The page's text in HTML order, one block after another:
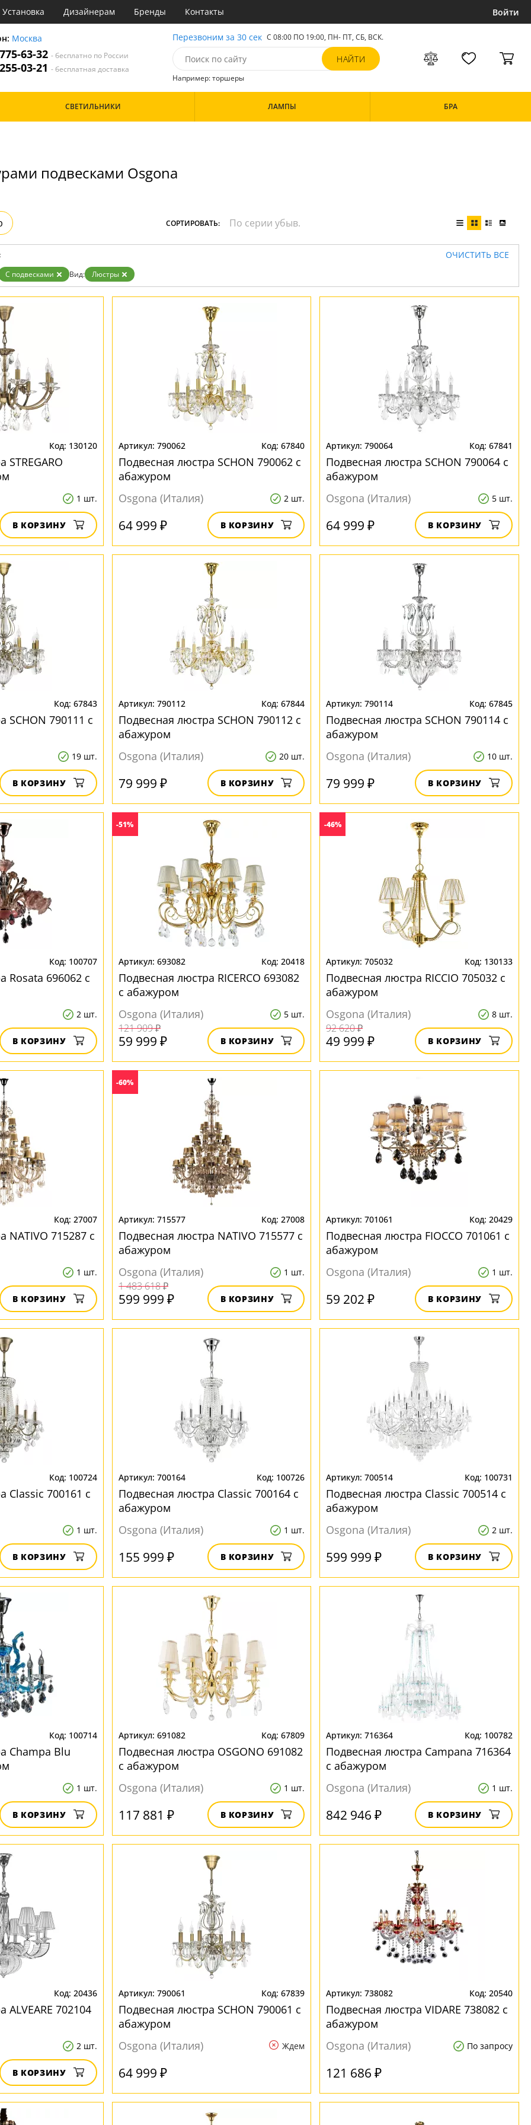
Установка Дизайнерам Бренды Контакты Войти
Москва
63-32 - бесплатно по России
03-21 - бесплатная доставка
Перезвоним за 30 сек С 08:00 ПО 19:00, ПН- ПТ,СБ, ВСК.
Например: торшеры
Черные
СВЕТИЛЬНИКИ ЛАМПЫ БРА
подвесками Osgona
СОРТИРОВАТЬ:
ОЧИСТИТЬ ВСЕ
С подвесками Вид: Люстры
130120
STREGARO
1 шт.
В КОРЗИНУ
790062 67840
Подвесная люстра SCHON 790062 с
абажуром
Osgona (Италия)
2 шт.
64 999 ₽ В КОРЗИНУ
790064 67841
Подвесная люстра SCHON 790064 с
абажуром
Osgona (Италия)
5 шт.
64 999 ₽ В КОРЗИНУ
67843
SCHON 790111 с
19 шт.
В КОРЗИНУ
790112 67844
Подвесная люстра SCHON 790112 с
абажуром
Osgona (Италия)
20 шт.
79 999 ₽ В КОРЗИНУ
790114 67845
Подвесная люстра SCHON 790114 с
абажуром
Osgona (Италия)
10 шт.
79 999 ₽ В КОРЗИНУ
100707
Rosata 696062 с
2 шт.
В КОРЗИНУ
-51%
693082 20418
Подвесная люстра RICERCO 693082
с абажуром
Osgona (Италия)
5 шт.
121 909 ₽
59 999 ₽ В КОРЗИНУ
-46%
705032 130133
Подвесная люстра RICCIO 705032 с
абажуром
Osgona (Италия)
8 шт.
92 620 ₽
49 999 ₽ В КОРЗИНУ
27007
NATIVO 715287 с
1 шт.
В КОРЗИНУ
-60%
715577 27008
Подвесная люстра NATIVO 715577 с
абажуром
Osgona (Италия)
1 шт.
1 483 618 ₽
599 999 ₽ В КОРЗИНУ
701061 20429
Подвесная люстра FIOCCO 701061 с
абажуром
Osgona (Италия)
1 шт.
59 202 ₽ В КОРЗИНУ
100724
Classic 700161 с
1 шт.
В КОРЗИНУ
700164 100726
Подвесная люстра Classic 700164 с
абажуром
Osgona (Италия)
1 шт.
155 999 ₽ В КОРЗИНУ
700514 100731
Подвесная люстра Classic 700514 с
абажуром
Osgona (Италия)
2 шт.
599 999 ₽ В КОРЗИНУ
100714
Champa Blu
1 шт.
В КОРЗИНУ
691082 67809
Подвесная люстра OSGONO 691082
с абажуром
Osgona (Италия)
1 шт.
117 881 ₽ В КОРЗИНУ
716364 100782
Подвесная люстра Campana 716364
с абажуром
Osgona (Италия)
1 шт.
842 946 ₽ В КОРЗИНУ
20436
ALVEARE 702104
2 шт.
В КОРЗИНУ
790061 67839
Подвесная люстра SCHON 790061 с
абажуром
Osgona (Италия)
Ждем
64 999 ₽
738082 20540
Подвесная люстра VIDARE 738082 с
абажуром
Osgona (Италия)
По запросу
121 686 ₽